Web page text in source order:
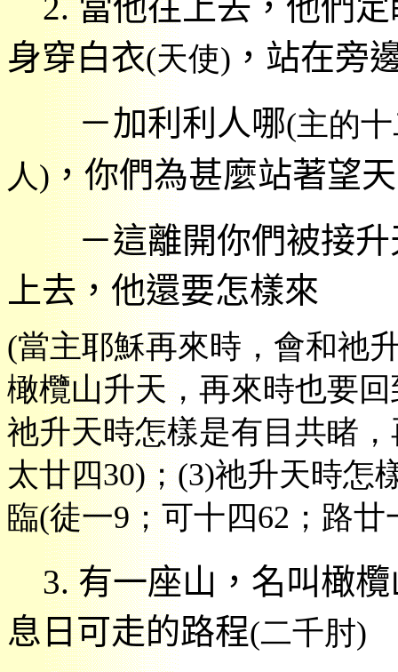
身穿白衣(天使) ， 站在旁
－加利利人哪(主的
人 )，你們為甚麼站著望
－這離開你們被接
上去，他還要怎樣來
(當主耶穌再來時，會和祂
橄欖山升天，再來時也要
祂升天時怎樣是有目共睹
太廿四30)；(3)祂升天時怎
臨(徒一9；可十四62 ；路廿
3.有一座山，名叫橄
息日可走的路程(二千肘)